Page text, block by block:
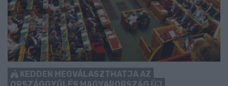
KEDDEN MEGVÁLASZTHATJA AZ
ORSZÁGGYŰLÉS MAGYARORSZÁG ÚJ